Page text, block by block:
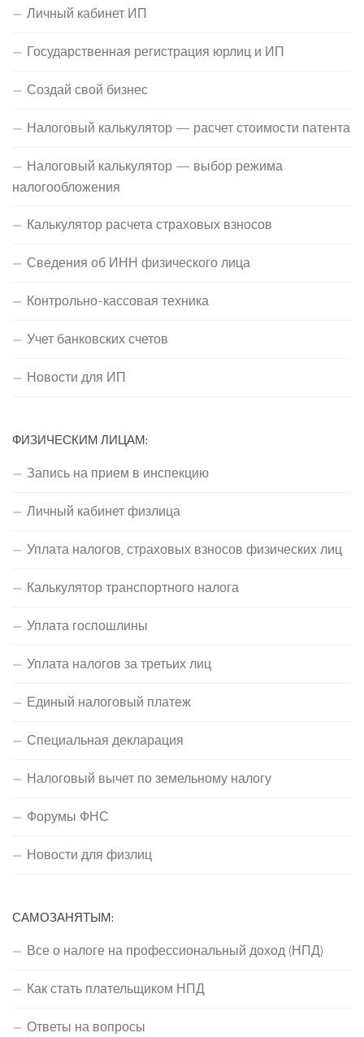
Личный кабинет ИП
Государственная регистрация юрлиц и ИП
Создай свой бизнес
Налоговый калькулятор — расчет стоимости патента
Налоговый калькулятор — выбор режима
налогообложения
Калькулятор расчета страховых взносов
Сведения об ИНН физического лица
Контрольно-кассовая техника
Учет банковских счетов
Новости для ИП
ФИЗИЧЕСКИМ ЛИЦАМ:
Запись на прием в инспекцию
Личный кабинет физлица
Уплата налогов, страховых взносов физических лиц
Калькулятор транспортного налога
Уплата госпошлины
Уплата налогов за третьих лиц
Единый налоговый платеж
Специальная декларация
Налоговый вычет по земельному налогу
Форумы ФНС
Новости для физлиц
САМОЗАНЯТЫМ:
Все о налоге на профессиональный доход (НПД)
Как стать плательщиком НПД
Ответы на вопросы